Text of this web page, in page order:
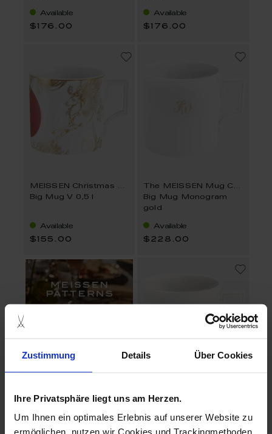
Zustimmung Details Über Cookies
Ihre Privatsphäre liegt uns am Herzen.
Um Ihnen ein optimales Erlebnis auf unserer Website zu
ermöglichen, nutzen wir Cookies und Trackingmethoden.
Available
$176.00
Available
$176.00
MEISSEN Christmas Peryton
Big Mug V 0,5 l
Available
$155.00
The MEISSEN Mug Collection
Big Mug Monogram
gold
Available
$228.00
platinum